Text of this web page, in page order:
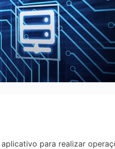
para realizar